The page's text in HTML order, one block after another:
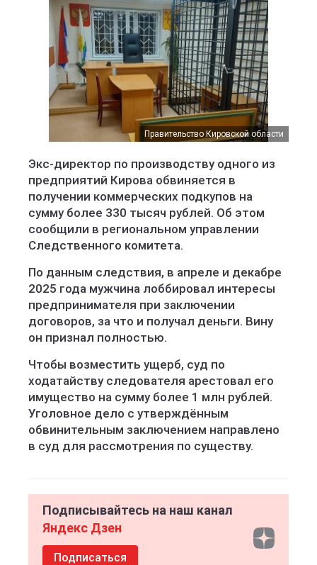
Правительство Кировской области
Экс-директор по производству одного из
предприятий Кирова обвиняется в
получении коммерческих подкупов на
сумму более 330 тысяч рублей. Об этом
сообщили в региональном управлении
Следственного комитета.
По данным следствия, в апреле и декабре
2025 года мужчина лоббировал интересы
предпринимателя при заключении
договоров, за что и получал деньги. Вину
он признал полностью.
Чтобы возместить ущерб, суд по
ходатайству следователя арестовал его
имущество на сумму более 1 млн рублей.
Уголовное дело с утверждённым
обвинительным заключением направлено
в суд для рассмотрения по существу.
Подписывайтесь на наш канал
Яндекс Дзен
Подписаться